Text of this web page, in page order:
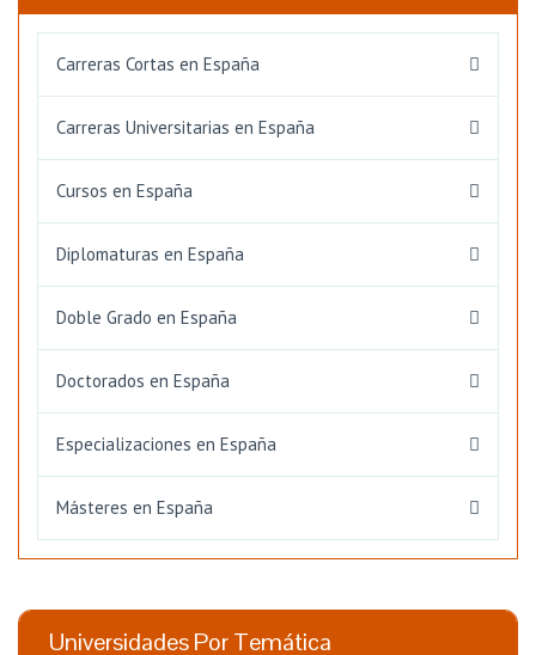
Carreras Cortas en España
Carreras Universitarias en España
Cursos en España
Diplomaturas en España
Doble Grado en España
Doctorados en España
Especializaciones en España
Másteres en España
Universidades Por Temática